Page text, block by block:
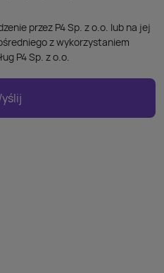
przez P4 Sp. z o.o. lub na jej
z wykorzystaniem
P4 Sp. z o.o.